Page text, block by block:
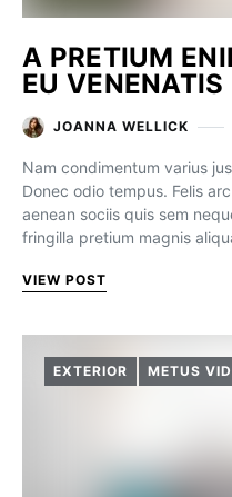
A PRETIUM
EU
JOANNA WELLICK
Nam condimentum varius
Donec odio tempus. Felis
aenean sociis quis sem
fringilla pretium magnis
VIEW POST
EXTERIOR METUS